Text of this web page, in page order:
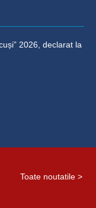
2026, declarat la
Toate noutatile >